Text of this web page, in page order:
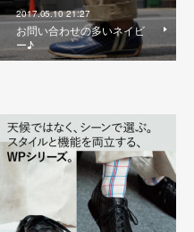
2017.05.10 21:27
お問い合わせの多いネイビ
ー♪